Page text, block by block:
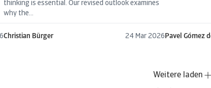
thinking is essential. Our revised outlook examines
why the...
Christian Bürger 24 Mar 2026 Pavel Gómez
Weitere laden